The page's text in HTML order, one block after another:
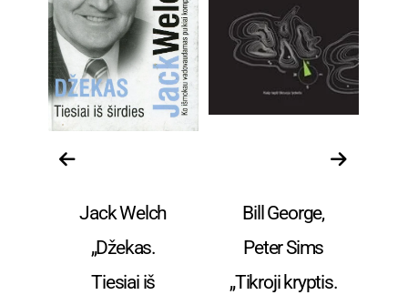
Verslas, vadyba ir
Jack Welch
„Džekas.
Tiesiai iš
Verslas, vadyba ir
Bill George,
Peter Sims
„Tikroji kryptis.